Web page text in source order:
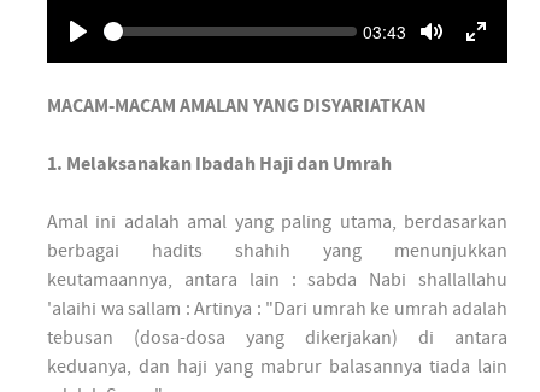
Seek Current
03:43
MACAM-MACAM AMALAN YANG DISYARIATKAN
1. Melaksanakan Ibadah Haji dan Umrah
Amal ini adalah amal yang paling utama, berdasarkan
berbagai hadits shahih yang menunjukkan
keutamaannya, antara lain : sabda Nabi shallallahu
'alaihi wa sallam : Artinya : "Dari umrah ke umrah adalah
tebusan (dosa-dosa yang dikerjakan) di antara
keduanya, dan haji yang mabrur balasannya tiada lain